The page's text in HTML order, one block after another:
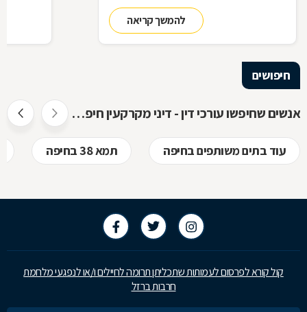
זכויותינו ביחס לשכנינו? מה אומר החוק בקשר
לחריגות בנייה? האם בניית ממ"ד מחייבת את כל
הדיירים וכו'. כדי לקבל מושג בנוגע למעמדנו
המקרקעין, ריכזנו שאלות שנשאלו בפורום
מקרקעין, ואשר נענו ע"י עו"ד אילן קרייטר
להמשך קריאה
חיפושים
אנשים שחיפשו עורכי דין - דיני מקרקעין חיפשו גם
עוד בתים משותפים בחיפה תמא 38 בחיפה
קול קורא לפרסום לעמותות שתכליתן תרומה לחיילים ו/או לנפגעי מלחמת
חרבות ברזל